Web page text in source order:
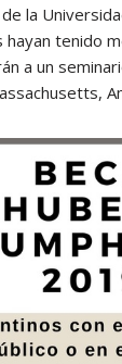
la
hayan tenido
a un